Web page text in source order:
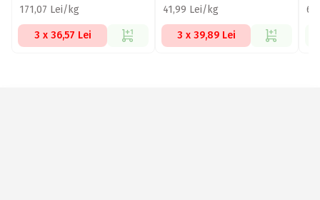
171,07 Lei/kg
3 x 36,57 Lei
41,99 Lei/kg
3 x 39,89 Lei